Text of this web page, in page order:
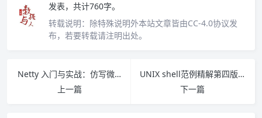
发表，共计760字。
转载说明： 除特殊说明外本站文章皆由CC-4.0协议发
布，若要转载请注明出处。
Netty 入门与实战：仿写微信 IM 即时通讯系统 PDF下载
上一篇
UNIX shell范例精解第四版 PDF下载
下一篇